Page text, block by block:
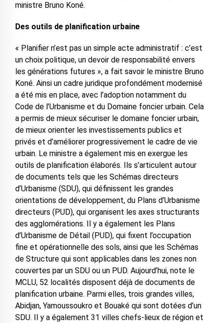
ministre Bruno Koné.
Des outils de planification urbaine
« Planifier n’est pas un simple acte administratif : c’est
un choix politique, un devoir de responsabilité envers
les générations futures », a fait savoir le ministre Bruno
Koné. Ainsi un cadre juridique profondément modernisé
a été mis en place, avec l’adoption notamment du
Code de l’Urbanisme et du Domaine foncier urbain. Cela
a permis de mieux sécuriser le domaine foncier urbain,
de mieux orienter les investissements publics et
privés et d’améliorer progressivement le cadre de vie
urbain. Le ministre a également mis en exergue les
outils de planification élaborés. Ils s’articulent autour
de documents tels que les Schémas directeurs
d’Urbanisme (SDU), qui définissent les grandes
orientations de développement, du Plans d’Urbanisme
directeurs (PUD), qui organisent les axes structurants
des agglomérations. Il y a également les Plans
d’Urbanisme de Détail (PUD), qui fixent l’occupation
fine et opérationnelle des sols, ainsi que les Schémas
de Structure qui sont applicables dans les zones non
couvertes par un SDU ou un PUD. Aujourd’hui, note le
MCLU, 52 localités disposent déjà de documents de
planification urbaine. Parmi elles, trois grandes villes,
Abidjan, Yamoussoukro et Bouaké qui sont dotées d’un
SDU. Il y a également 31 villes chefs-lieux de région et